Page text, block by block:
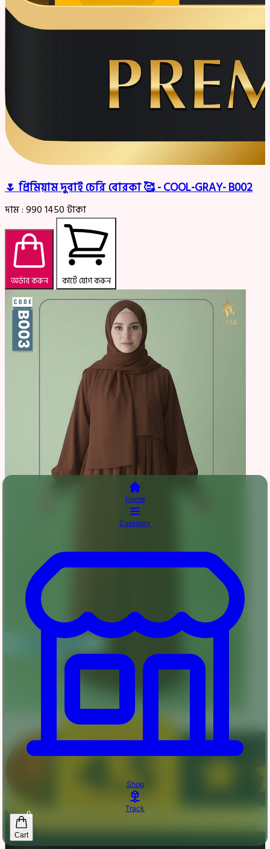
🌷 প্রিমিয়াম দুবাই চেরি বোরকা 🥰 - COOL-GRAY- B002
দাম :9901450টাকা
অর্ডার করুন কার্টে যোগ করুন
Home
Category
Shop
Track
0
Cart